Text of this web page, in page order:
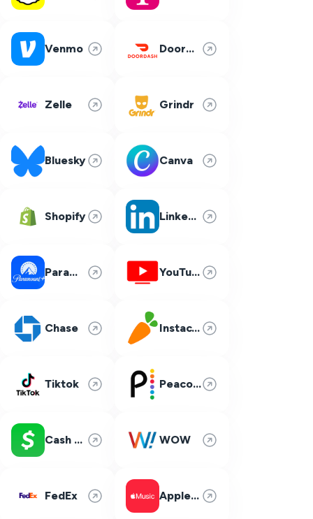
Venmo DoorDash
Zelle Grindr
Bluesky Canva
Shopify LinkedIn
Paramount Plus YouTube TV
Chase Instacart
Tiktok Peacock
Cash App WOW
FedEx Apple Music